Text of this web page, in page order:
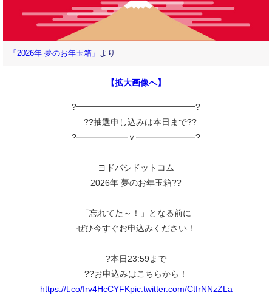
「2026年 夢のお年玉箱」 より
【拡大画像へ】
?━━━━━━━━━━━━━━?
??抽選申し込みは本日まで??
?━━━━━━ｖ━━━━━━━?
ヨドバシドットコム
2026年 夢のお年玉箱??
「忘れてた～！」となる前に
ぜひ今すぐお申込みください！
?本日23:59まで
??お申込みはこちらから！
https://t.co/Irv4HcCYFKpic.twitter.com/CtfrNNzZLa